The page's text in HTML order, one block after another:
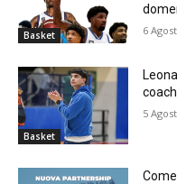
Basket 6
Basket
5